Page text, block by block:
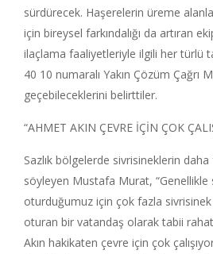
sürdürecek. Haşerelerin üreme
için bireysel farkındalığı da artıran
ilaçlama faaliyetleriyle ilgili her türlü
40 10 numaralı Yakın Çözüm Çağrı
geçebileceklerini belirttiler.
“AHMET AKIN ÇEVRE İÇİN ÇOK
Sazlık bölgelerde sivrisineklerin
söyleyen Mustafa Murat, “Genellikle
oturduğumuz için çok fazla
oturan bir vatandaş olarak tabii
Akın hakikaten çevre için çok